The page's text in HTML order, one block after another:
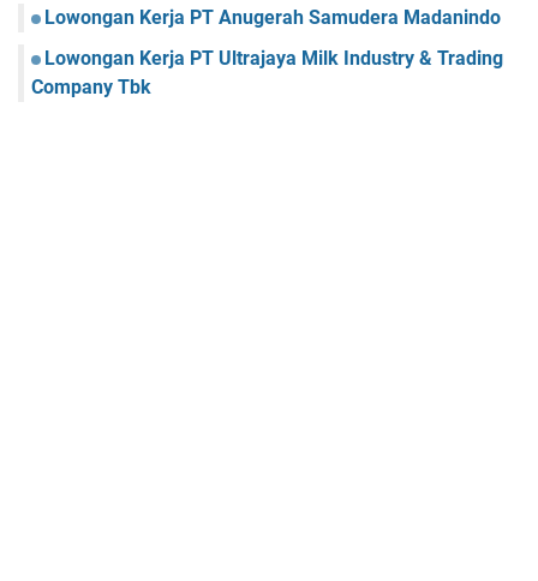
Lowongan Kerja PT Anugerah Samudera Madanindo
Lowongan Kerja PT Ultrajaya Milk Industry & Trading
Company Tbk